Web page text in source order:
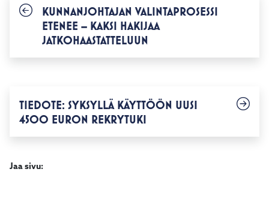
KUNNANJOHTAJAN VALINTAPROSESSI
ETENEE – KAKSI HAKIJAA
JATKOHAASTATTELUUN
TIEDOTE: SYKSYLLÄ KÄYTTÖÖN UUSI
4500 EURON REKRYTUKI
Jaa sivu: